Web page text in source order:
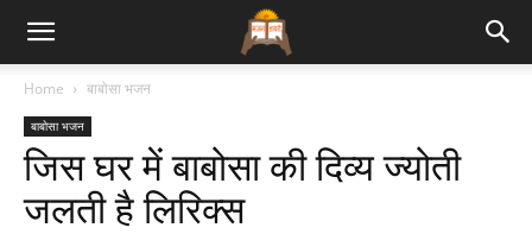
Bhajan
Lyrics
Home बाबोसा भजन
बाबोसा भजन
जिस घर में बाबोसा की दिव्य ज्योती
जलती है लिरिक्स